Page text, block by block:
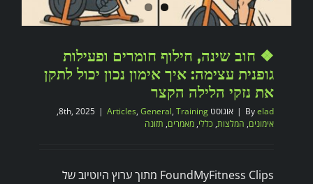
❖ חוב שינה, חילוף חומרים ופעילות
גופנית עצימה: איך אימון נכון יכול לתקן
את נזקי הלילה הקצר
Byelad
| אוגוסט 8th, 2025 | Articles, General, Training
,
אימונים, המלצות, כללי, מאמרים, תזונה
FoundMyFitness Clips מתוך ערוץ היוטיוב של